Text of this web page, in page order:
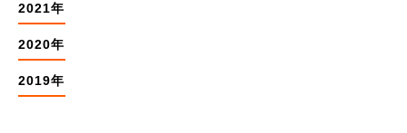
2021年
2020年
2019年